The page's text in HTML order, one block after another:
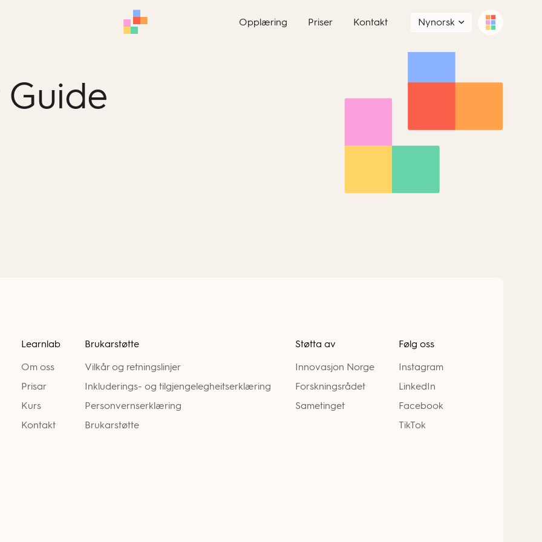
Opplæring Priser Kontakt Nynorsk
Learnlab
Om oss
Prisar
Kurs
Kontakt
Brukarstøtte
Vilkår og retningslinjer
Inkluderings- og tilgjengelegheitserklæring
Personvernserklæring
Brukarstøtte
Støtta av
Innovasjon Norge
Forskningsrådet
Sametinget
Følg oss
Instagram
LinkedIn
Facebook
TikTok